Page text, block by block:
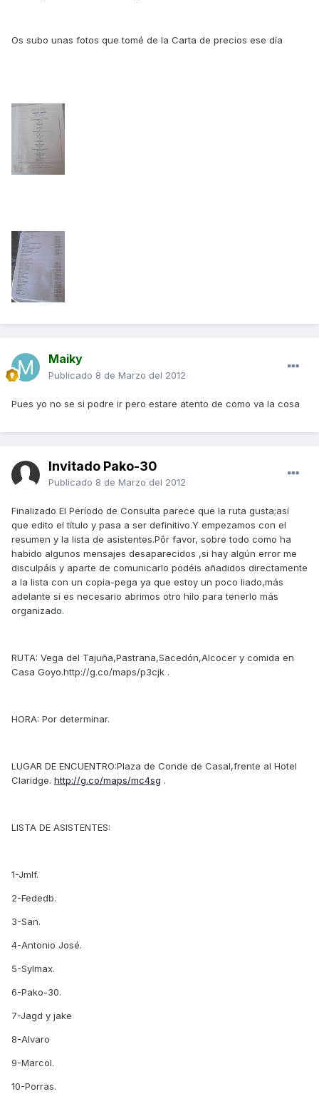
Os subo unas fotos que tomé de la Carta de precios ese día
Maiky
Publicado 8 de Marzo del 2012
Pues yo no se si podre ir pero estare atento de como va la cosa
Invitado Pako-30
Publicado 8 de Marzo del 2012
Finalizado El Período de Consulta parece que la ruta gusta;así
que edito el título y pasa a ser definitivo.Y empezamos con el
resumen y la lista de asistentes.Pôr favor, sobre todo como ha
habido algunos mensajes desaparecidos ,si hay algún error me
disculpáis y aparte de comunicarlo podéis añadidos directamente
a la lista con un copia-pega ya que estoy un poco liado,más
adelante si es necesario abrimos otro hilo para tenerlo más
organizado.
RUTA: Vega del Tajuña,Pastrana,Sacedón,Alcocer y comida en
Casa Goyo.http://g.co/maps/p3cjk .
HORA: Por determinar.
LUGAR DE ENCUENTRO:Plaza de Conde de Casal,frente al Hotel
Claridge. http://g.co/maps/mc4sg .
LISTA DE ASISTENTES:
1-Jmlf.
2-Fededb.
3-San.
4-Antonio José.
5-Sylmax.
6-Pako-30.
7-Jagd y jake
8-Alvaro
9-Marcol.
10-Porras.